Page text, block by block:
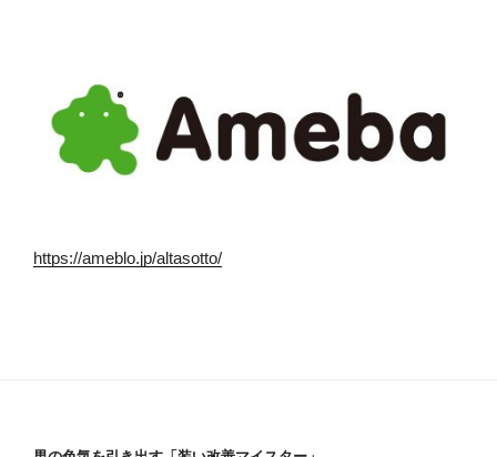
https://ameblo.jp/altasotto/